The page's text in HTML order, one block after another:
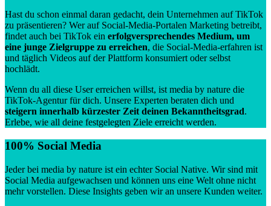
Hast du schon einmal daran gedacht, dein Unternehmen auf TikTok
zu präsentieren? Wer auf Social-Media-Portalen Marketing betreibt,
findet auch bei TikTok ein erfolgversprechendes Medium, um
eine junge Zielgruppe zu erreichen, die Social-Media-erfahren ist
und täglich Videos auf der Plattform konsumiert oder selbst
hochlädt.
Wenn du all diese User erreichen willst, ist media by nature die
TikTok-Agentur für dich. Unsere Experten beraten dich und
steigern innerhalb kürzester Zeit deinen Bekanntheitsgrad.
Erlebe, wie all deine festgelegten Ziele erreicht werden.
100% Social Media
Jeder bei media by nature ist ein echter Social Native. Wir sind mit
Social Media aufgewachsen und können uns eine Welt ohne nicht
mehr vorstellen. Diese Insights geben wir an unsere Kunden weiter.